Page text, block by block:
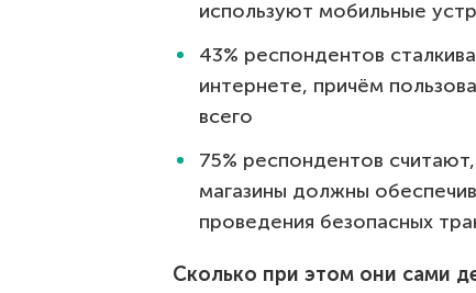
используют мобильные
43% респондентов
интернете, причём
всего
75% респондентов
магазины должны
проведения безопасных
Сколько при этом они сами